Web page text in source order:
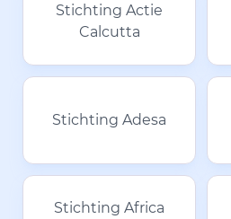
Stichting Actie
Calcutta
Stichting Adesa
Stichting Africa